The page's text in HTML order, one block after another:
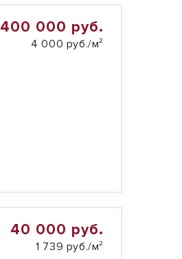
400 000 руб.
4 000 руб./м²
40 000 руб.
1 739 руб./м²